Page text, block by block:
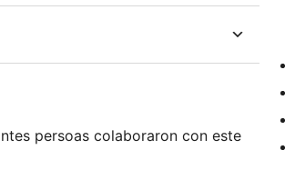
persoas colaboraron con este